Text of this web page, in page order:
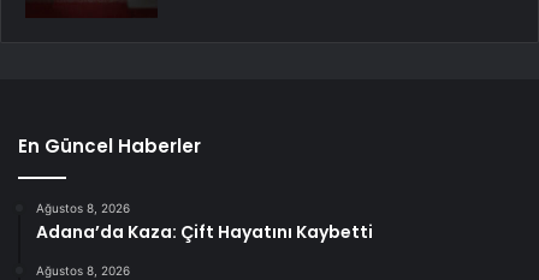
En Güncel Haberler
Ağustos 8, 2026
Adana’da Kaza: Çift Hayatını Kaybetti
Ağustos 8, 2026